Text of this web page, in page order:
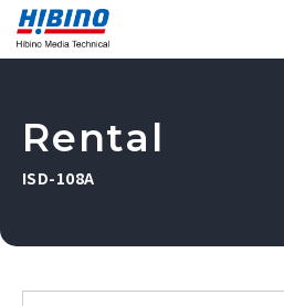
Rental
ISD-108A